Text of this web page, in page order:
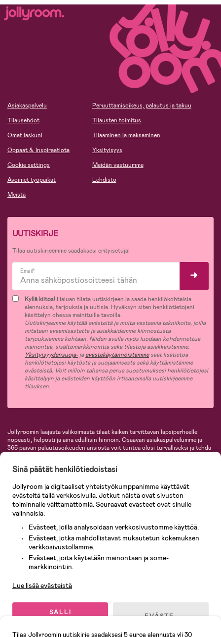
Asiakaspalvelu
Tilausehdot
Omat laskuni
Oppaat & Inspiraatiota
Cookie settings
Avoimet työpaikat
Meistä
Peruuttamisoikeus, palautus ja takuu
Tilausten toimitus
Tilaaminen ja maksaminen
Yksityisyys
Meidän vastuumme
Lehdistö
UUTISKIRJE
Tilaa uutiskirjeemme saadaksesi erityisetuja!
Email*
Kyllä kiitos! Haluan tilata uutiskirjeen ja saada henkilökohtaisia
alennuksia, tarjouksia ja uutisia. Hyväksyn siten henkilötietojeni
käsittelyn ohessa mainituilla tavoilla.
Uutiskirjeemme käyttää evästeitä ja muita vastaavia tekniikoita, joilla
mitataan avaamisastetta ja asiakkaidemme kiinnostusta
tarjouksiamme kohtaan. Niiden avulla myös luodaan kohdennettua
mainontaa, sisältömarkkinointia sekä tilastoja asiakkaistamme.
Yksityisyydensuoja-jaevästekäytännöistämmesaat lisätietoa
henkilötietojesi käytöstä ja suojaamisesta sekä käyttämistämme
evästeistä. Voit milloin tahansa perua suostumuksesi henkilötietojesi
käsittelyyn ja evästeiden käyttöön irtisanomalla uutiskirjeemme
tilauksen.
Jollyroomin laajasta valikoimasta tilaat kaiken tarvittavan lapsiperheelle
nopeasti, helposti ja aina edullisin hinnoin. Osaavan asiakaspalvelumme ja
365 päivän palautusoikeuden ansiosta voit tuntea olosi turvalliseksi ja tehdä
lastentarvikkeita sekä paljon muuta. Meiltä löydät lukuisia tunnettuja
KidKraft, Ergobaby, Philips Avent, Neonate, Cybex, LEGO ja monia muita!
Tervetuloa shoppailemaan Pohjoismaiden suurimpaan lastentarvikkeiden
verkkokauppaan!
Tilaa Jollyroomin uutiskirje saadaksesi 5 euroa alennusta yli 30
Sinä päätät henkilötiedoistasi
Jollyroom ja digitaaliset yhteistyökumppanimme käyttävät
evästeitä tällä verkkosivulla. Jotkut näistä ovat sivuston
toiminnalle välttämättömiä. Seuraavat evästeet ovat sinulle
valinnaisia:
Evästeet, joilla analysoidaan verkkosivustomme käyttöä.
Evästeet, jotka mahdollistavat mukautetun kokemuksen
verkkosivustollamme.
Evästeet, joita käytetään mainontaan ja some-
markkinointiin.
Lue lisää evästeistä
SALLI
EVÄSTE-